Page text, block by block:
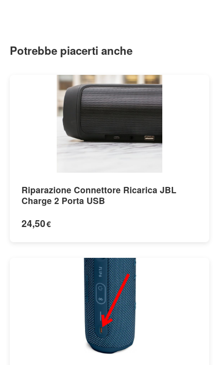
Potrebbe piacerti anche
Riparazione Connettore Ricarica JBL
Charge 2 Porta USB
24,50€